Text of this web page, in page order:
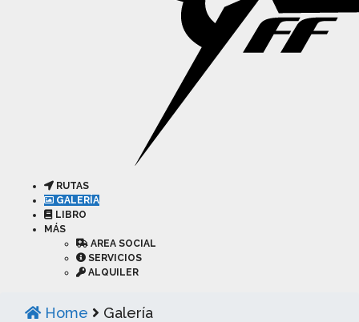
RUTAS
GALERÍA
LIBRO
MÁS
AREA SOCIAL
SERVICIOS
ALQUILER
Home Galería